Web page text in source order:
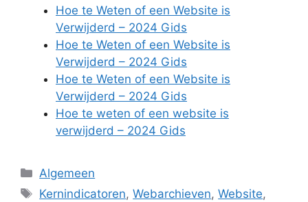
Hoe te Weten of een Website is
Verwijderd – 2024 Gids
Hoe te Weten of een Website is
Verwijderd – 2024 Gids
Hoe te Weten of een Website is
Verwijderd – 2024 Gids
Hoe te weten of een website is
verwijderd – 2024 Gids
Categories
Algemeen
Tags
Kernindicatoren,Webarchieven,Website,